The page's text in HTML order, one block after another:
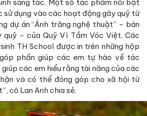
sáng tác. Một số tác phẩm nổi bật
sử dụng vào các hoạt động gây quỹ từ
dự án “Ánh trăng nghệ thuật” - bán
quỹ - của Quỹ Vì Tầm Vóc Việt. Các
TH School được in trên những hộp
phần giúp các em tự hào về tác
các em hiểu rằng tài năng của các
và có thể đóng góp cho xã hội từ
cô Lan Anh chia sẻ.